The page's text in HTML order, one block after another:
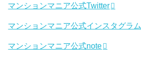
マンションマニア公式Twitter
マンションマニア公式インスタグラム
マンションマニア公式note